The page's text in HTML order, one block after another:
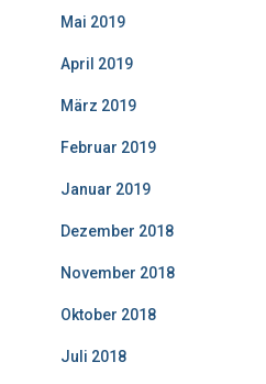
Mai 2019
April 2019
März 2019
Februar 2019
Januar 2019
Dezember 2018
November 2018
Oktober 2018
Juli 2018